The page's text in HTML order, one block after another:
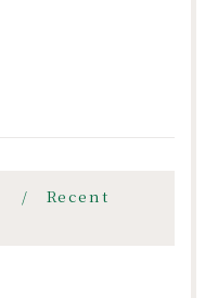
Recent